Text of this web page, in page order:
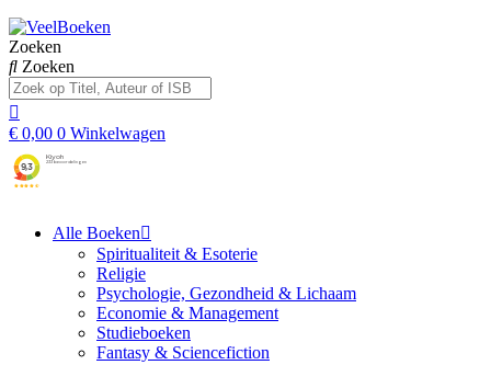
Zoeken
Zoeken
€ 0,00 0 Winkelwagen
Alle Boeken
Spiritualiteit & Esoterie
Religie
Psychologie, Gezondheid & Lichaam
Economie & Management
Studieboeken
Fantasy & Sciencefiction